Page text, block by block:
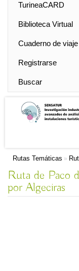
TurineaCARD
Biblioteca Virtual
Cuaderno de viaje
Registrarse
Buscar
Rutas Temáticas »
Ruta de Paco
por Algeciras